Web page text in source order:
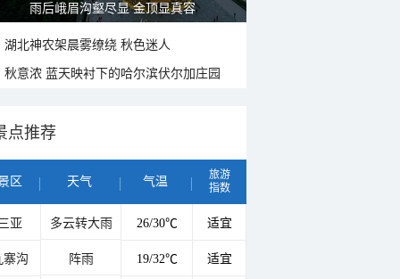
雨后峨眉沟壑尽显 金顶显真容
湖北神农架晨雾缭绕 秋色迷人
秋意浓 蓝天映衬下的哈尔滨伏尔加庄园
点推荐
区 天气 气温
旅游
指数
亚 多云转大雨 26/30℃ 适宜
寨沟 阵雨 19/32℃ 适宜